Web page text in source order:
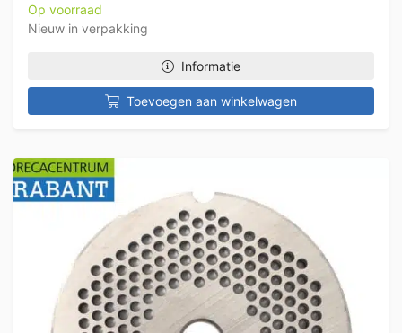
Op voorraad
Nieuw in verpakking
Informatie
Toevoegen aan winkelwagen